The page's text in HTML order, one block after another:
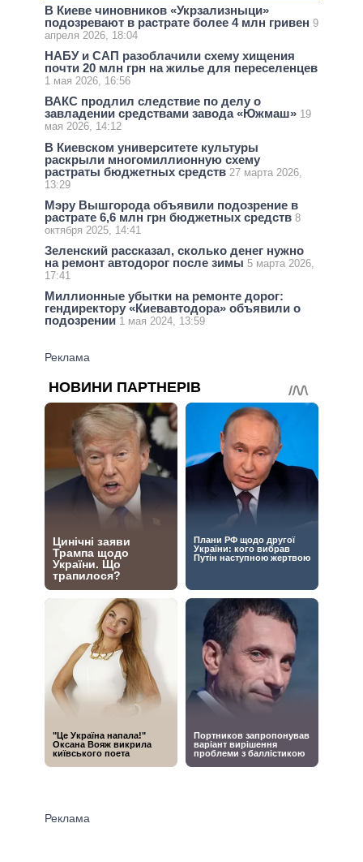
В Киеве чиновников «Укрзализныци»
подозревают в растрате более 4 млн гривен 9
апреля 2026, 18:04
НАБУ и САП разоблачили схему хищения
почти 20 млн грн на жилье для переселенцев
1 мая 2026, 16:56
ВАКС продлил следствие по делу о
завладении средствами завода «Южмаш» 19
мая 2026, 14:12
В Киевском университете культуры
раскрыли многомиллионную схему
растраты бюджетных средств 27 марта 2026,
13:29
Мэру Вышгорода объявили подозрение в
растрате 6,6 млн грн бюджетных средств 8
октября 2025, 14:41
Зеленский рассказал, сколько денег нужно
на ремонт автодорог после зимы 5 марта 2026,
17:41
Миллионные убытки на ремонте дорог:
гендиректору «Киевавтодора» объявили о
подозрении 1 мая 2024, 13:59